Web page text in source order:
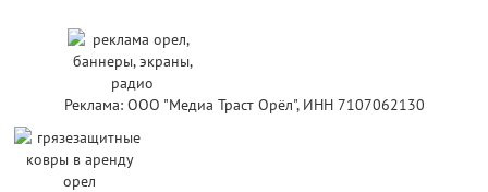
Реклама: ООО "Медиа Траст Орёл", ИНН 7107062130